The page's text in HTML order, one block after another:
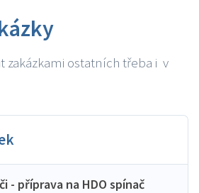
zakázkami ostatních třeba i v
- příprava na HDO spínač